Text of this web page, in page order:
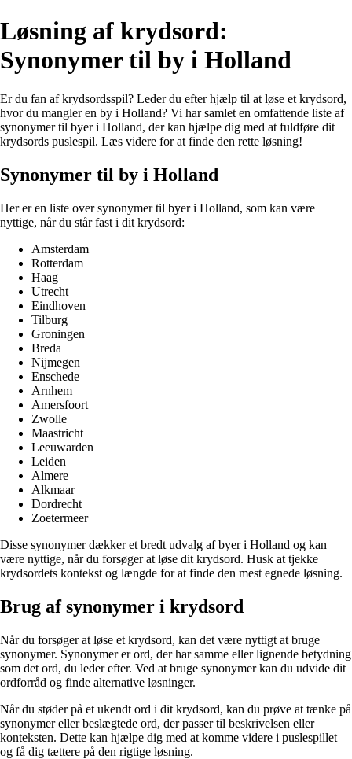
Løsning af krydsord:
Synonymer til by i Holland
Er du fan af krydsordsspil? Leder du efter hjælp til at løse et krydsord,
hvor du mangler en by i Holland? Vi har samlet en omfattende liste af
synonymer til byer i Holland, der kan hjælpe dig med at fuldføre dit
krydsords puslespil. Læs videre for at finde den rette løsning!
Synonymer til by i Holland
Her er en liste over synonymer til byer i Holland, som kan være
nyttige, når du står fast i dit krydsord:
Amsterdam
Rotterdam
Haag
Utrecht
Eindhoven
Tilburg
Groningen
Breda
Nijmegen
Enschede
Arnhem
Amersfoort
Zwolle
Maastricht
Leeuwarden
Leiden
Almere
Alkmaar
Dordrecht
Zoetermeer
Disse synonymer dækker et bredt udvalg af byer i Holland og kan
være nyttige, når du forsøger at løse dit krydsord. Husk at tjekke
krydsordets kontekst og længde for at finde den mest egnede løsning.
Brug af synonymer i krydsord
Når du forsøger at løse et krydsord, kan det være nyttigt at bruge
synonymer. Synonymer er ord, der har samme eller lignende betydning
som det ord, du leder efter. Ved at bruge synonymer kan du udvide dit
ordforråd og finde alternative løsninger.
Når du støder på et ukendt ord i dit krydsord, kan du prøve at tænke på
synonymer eller beslægtede ord, der passer til beskrivelsen eller
konteksten. Dette kan hjælpe dig med at komme videre i puslespillet
og få dig tættere på den rigtige løsning.